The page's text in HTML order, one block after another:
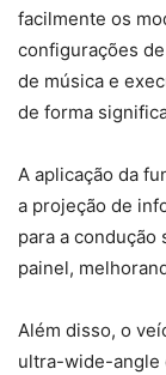
facilmente os
configurações
de música e
de forma
A aplicação da
a projeção de
para a
painel,
Além disso, o
ultra-wide-angle